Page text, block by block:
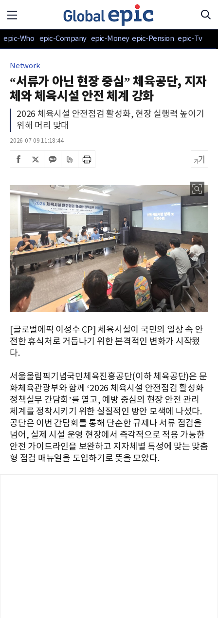
epic-Who epic-Company epic-Money epic-Pension epic-Tv
Network
“서류가 아닌 현장 중심” 체육공단, 지자
체와 체육시설 안전 체계 강화
2026 체육시설 안전점검 활성화, 현장 실행력 높이기
위해 머리 맞대
2026-07-09 11:18:44
[글로벌에픽 이성수 CP] 체육시설이 국민의 일상 속 안
전한 휴식처로 거듭나기 위한 본격적인 변화가 시작됐
다.
서울올림픽기념국민체육진흥공단(이하 체육공단)은 문
화체육관광부와 함께 ‘2026 체육시설 안전점검 활성화
정책실무 간담회’를 열고, 예방 중심의 현장 안전 관리
체계를 정착시키기 위한 실질적인 방안 모색에 나섰다.
공단은 이번 간담회를 통해 단순한 규제나 서류 점검을
넘어, 실제 시설 운영 현장에서 즉각적으로 적용 가능한
안전 가이드라인을 보완하고 지자체별 특성에 맞는 맞춤
형 점검 매뉴얼을 도입하기로 뜻을 모았다.